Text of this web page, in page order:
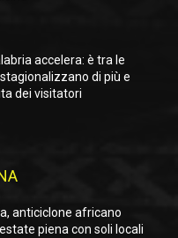
accelera: è tra le
di più e
dei visitatori
anticiclone africano
piena con soli locali